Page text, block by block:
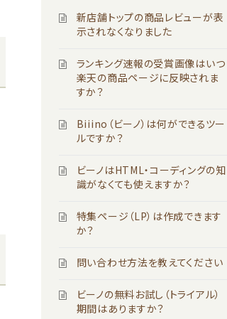
新店舗トップの商品レビューが表
示されなくなりました
ランキング速報の受賞画像はいつ
楽天の商品ページに反映されま
すか？
Biiino（ビーノ）は何ができるツー
ルですか？
ビーノはHTML・コーディングの知
識がなくても使えますか？
特集ページ（LP）は作成できます
か？
問い合わせ方法を教えてください
ビーノの無料お試し（トライアル）
期間はありますか？